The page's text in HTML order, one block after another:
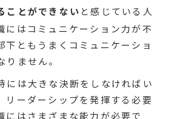
ことができない と感じている人
にはコミュニケーション力が不
下ともうまくコミュニケーショ
ません。
には大きな決断をしなければい
リーダーシップを発揮する必要
にはさまざまな能力が必要で